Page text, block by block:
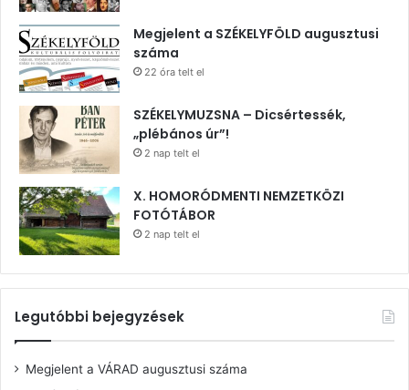
Megjelent a SZÉKELYFÖLD augusztusi
száma
22 óra telt el
SZÉKELYMUZSNA – Dicsértessék,
„plébános úr”!
2 nap telt el
X. HOMORÓDMENTI NEMZETKÖZI
FOTÓTÁBOR
2 nap telt el
Legutóbbi bejegyzések
Megjelent a VÁRAD augusztusi száma